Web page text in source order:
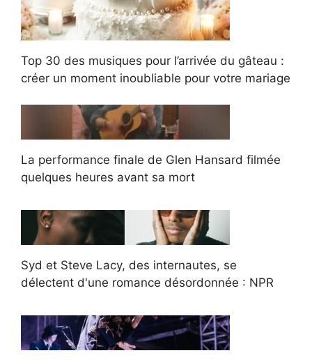
Top 30 des musiques pour l’arrivée du gâteau :
créer un moment inoubliable pour votre mariage
La performance finale de Glen Hansard filmée
quelques heures avant sa mort
Syd et Steve Lacy, des internautes, se
délectent d'une romance désordonnée : NPR